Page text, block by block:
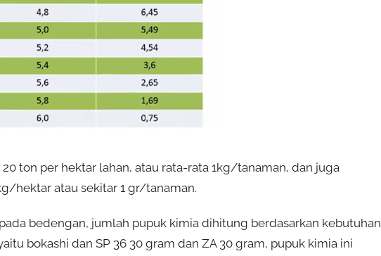
ton per hektar lahan, atau rata-rata 1kg/tanaman, dan juga
hektar atau sekitar 1 gr/tanaman.
bedengan, jumlah pupuk kimia dihitung berdasarkan kebutuhan
bokashi dan SP 36 30 gram dan ZA 30 gram, pupuk kimia ini